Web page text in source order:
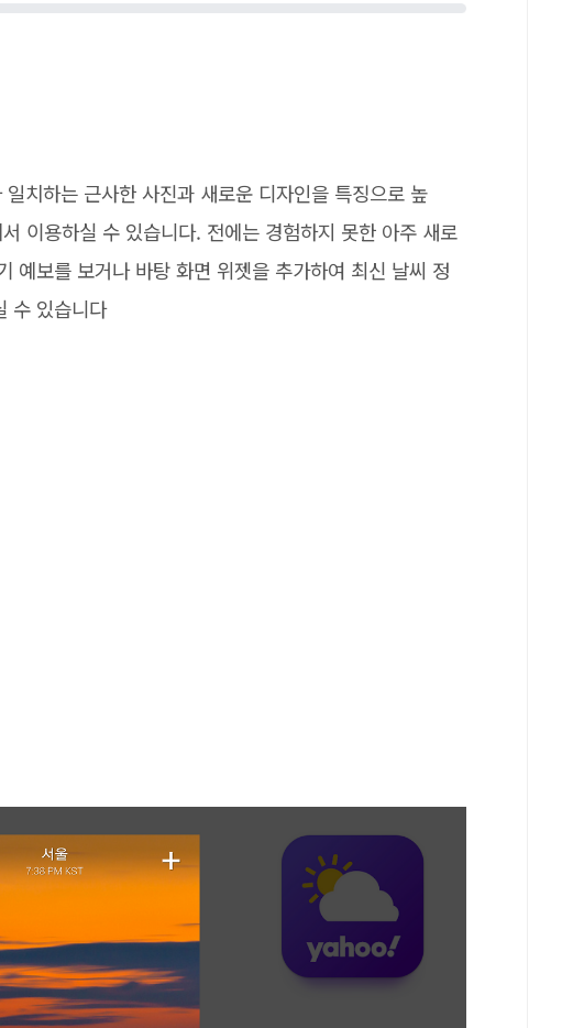
치하는 근사한 사진과 새로운 디자인을 특징으로 높
이용하실 수 있습니다. 전에는 경험하지 못한 아주 새로
예보를 보거나 바탕 화면 위젯을 추가하여 최신 날씨 정
수 있습니다